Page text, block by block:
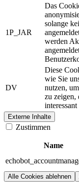
1P_JAR
Das
solange
werden
DV
Diese
wie Sie
nutzen,
zu zeigen,
Externe Inhalte
Zustimmen
Name
Alle Cookies ablehnen